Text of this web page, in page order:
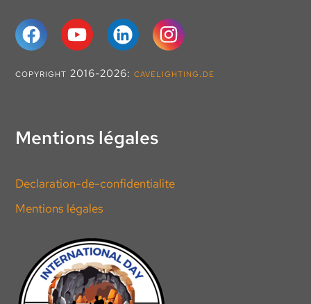
copyright 2016-2026:cavelighting.de
Mentions légales
Declaration-de-confidentialite
Mentions légales